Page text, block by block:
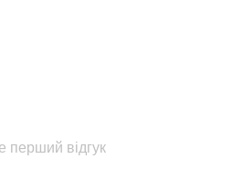
перший відгук